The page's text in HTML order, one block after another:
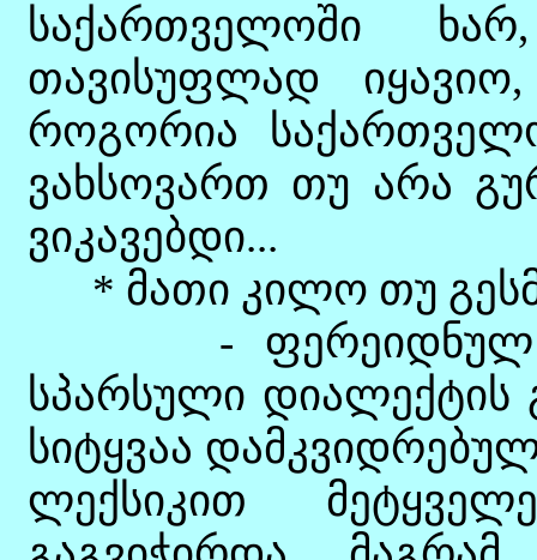
საქართველოში
თავისუფლად
როგორია
ვახსოვართ თუ არა
ვიკავებდი...
* მათი კილო თუ
- ფერეიდნულ
სპარსული დიალექტის
სიტყვაა
ლექსიკით